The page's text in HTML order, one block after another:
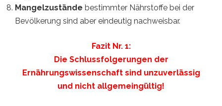
Mangelzustände bestimmter Nährstoffe bei der
Bevölkerung sind aber eindeutig nachweisbar.
Fazit Nr. 1:
Die Schlussfolgerungen der
Ernährungswissenschaft sind unzuverlässig
und nicht allgemeingültig!